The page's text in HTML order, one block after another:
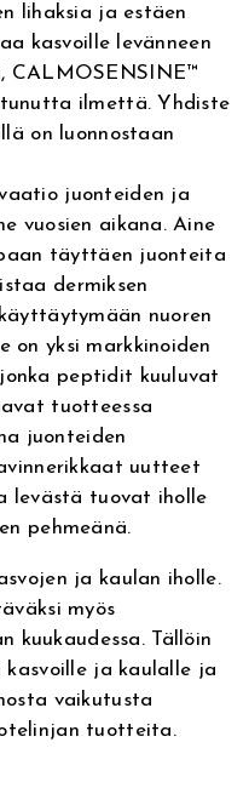
lihaksia ja estäen
kasvoille levänneen
CALMOSENSINE™
ilmettä. Yhdiste
on luonnostaan
juonteiden ja
vuosien aikana. Aine
täyttäen juonteita
dermiksen
nuoren
on yksi markkinoiden
peptidit kuuluvat
tuotteessa
juonteiden
uutteet
levästä tuovat iholle
pehmeänä.
ja kaulan iholle.
myös
kuukaudessa. Tällöin
ja kaulalle ja
vaikutusta
tuotteita.